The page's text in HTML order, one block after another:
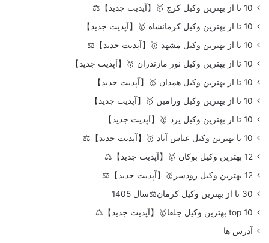
10 تا از بهترین وکیل کرج 🥇【آپدیت جدید】⚖️
10 تا از بهترین وکیل کرمانشاه 🥇【آپدیت جدید】
10 تا از بهترین وکیل مشهد 🥇【آپدیت جدید】⚖️
10 تا از بهترین وکیل نور مازندران 🥇【آپدیت جدید】
10 تا از بهترین وکیل همدان 🥇【آپدیت جدید】
10 تا از بهترین وکیل ورامین 🥇【آپدیت جدید】
10 تا از بهترین وکیل یزد 🥇【آپدیت جدید】
10 تا بهترین وکیل عباس آباد 🥇【آپدیت جدید】⚖️
12 بهترین وکیل بوکان 🥇【آپدیت جدید】⚖️
12 بهترین وکیل رودسر🥇【آپدیت جدید】⚖️
30 تا از بهترین وکیل کرمان⚖️سال 1405
top 10 بهترین وکیل جلفا🥇【آپدیت جدید】⚖️
آدرس ها